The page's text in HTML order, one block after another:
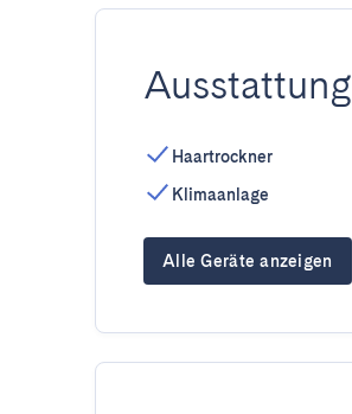
Ausstattung
Haartrockner
Klimaanlage
Alle Geräte anzeigen